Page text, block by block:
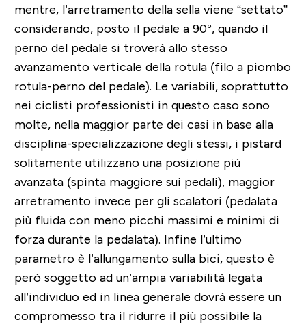
mentre, l’arretramento della sella viene “settato”
considerando, posto il pedale a 90°, quando il
perno del pedale si troverà allo stesso
avanzamento verticale della rotula (filo a piombo
rotula-perno del pedale). Le variabili, soprattutto
nei ciclisti professionisti in questo caso sono
molte, nella maggior parte dei casi in base alla
disciplina-specializzazione degli stessi, i pistard
solitamente utilizzano una posizione più
avanzata (spinta maggiore sui pedali), maggior
arretramento invece per gli scalatori (pedalata
più fluida con meno picchi massimi e minimi di
forza durante la pedalata). Infine l’ultimo
parametro è l’allungamento sulla bici, questo è
però soggetto ad un’ampia variabilità legata
all’individuo ed in linea generale dovrà essere un
compromesso tra il ridurre il più possibile la